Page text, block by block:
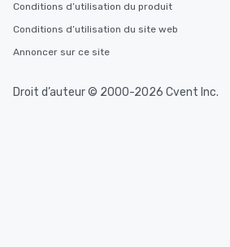
Conditions d’utilisation du produit
Conditions d’utilisation du site web
Annoncer sur ce site
Droit d’auteur © 2000-2026 Cvent Inc.